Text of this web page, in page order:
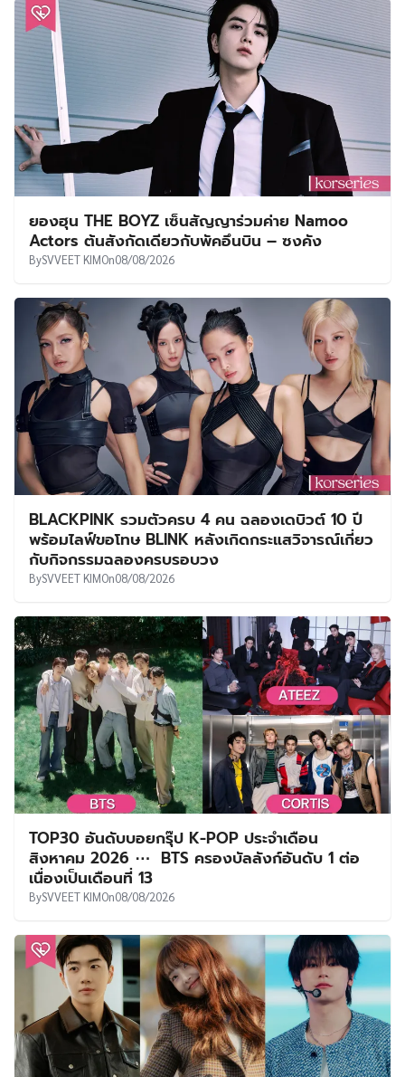
ยองฮุน THE BOYZ เซ็นสัญญาร่วมค่าย Namoo
Actors ต้นสังกัดเดียวกับพัคอึนบิน – ซงคัง
BySVVEET KIMOn08/08/2026
BLACKPINK รวมตัวครบ 4 คน ฉลองเดบิวต์ 10 ปี
พร้อมไลฟ์ขอโทษ BLINK หลังเกิดกระแสวิจารณ์เกี่ยว
กับกิจกรรมฉลองครบรอบวง
BySVVEET KIMOn08/08/2026
TOP30 อันดับบอยกรุ๊ป K-POP ประจำเดือน
สิงหาคม 2026 ⋯ BTS ครองบัลลังก์อันดับ 1 ต่อ
เนื่องเป็นเดือนที่ 13
BySVVEET KIMOn08/08/2026